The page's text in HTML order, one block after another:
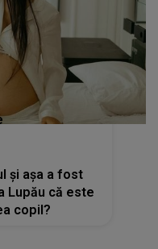
și așa a fost
Lupău că este
copil?